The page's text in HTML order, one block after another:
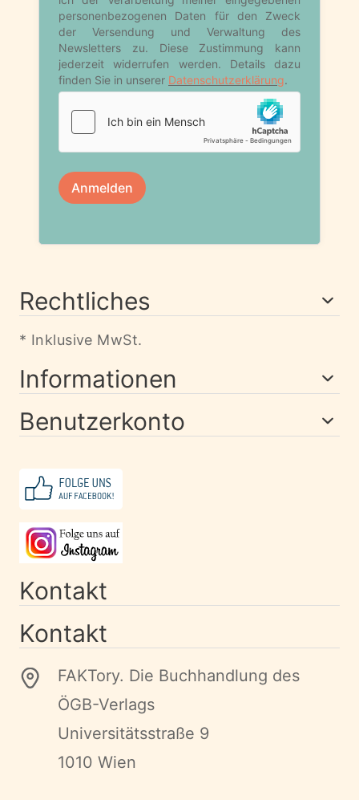
Rechtliches
* Inklusive MwSt.
Informationen
Benutzerkonto
Kontakt
Kontakt
FAKTory. Die Buchhandlung des
ÖGB-Verlags
Universitätsstraße 9
1010 Wien